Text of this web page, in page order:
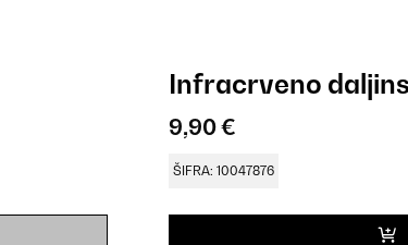
Infracrveno
9,90 €
ŠIFRA: 10047876